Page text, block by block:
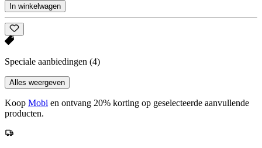
In winkelwagen
Speciale aanbiedingen (4)
Alles weergeven
Koop Mobi en ontvang 20% korting op geselecteerde aanvullende
producten.